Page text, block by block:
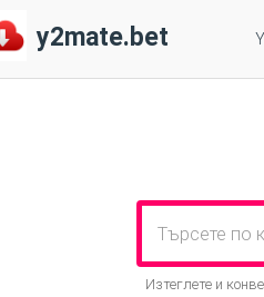
y2mate.bet
Изтеглете и